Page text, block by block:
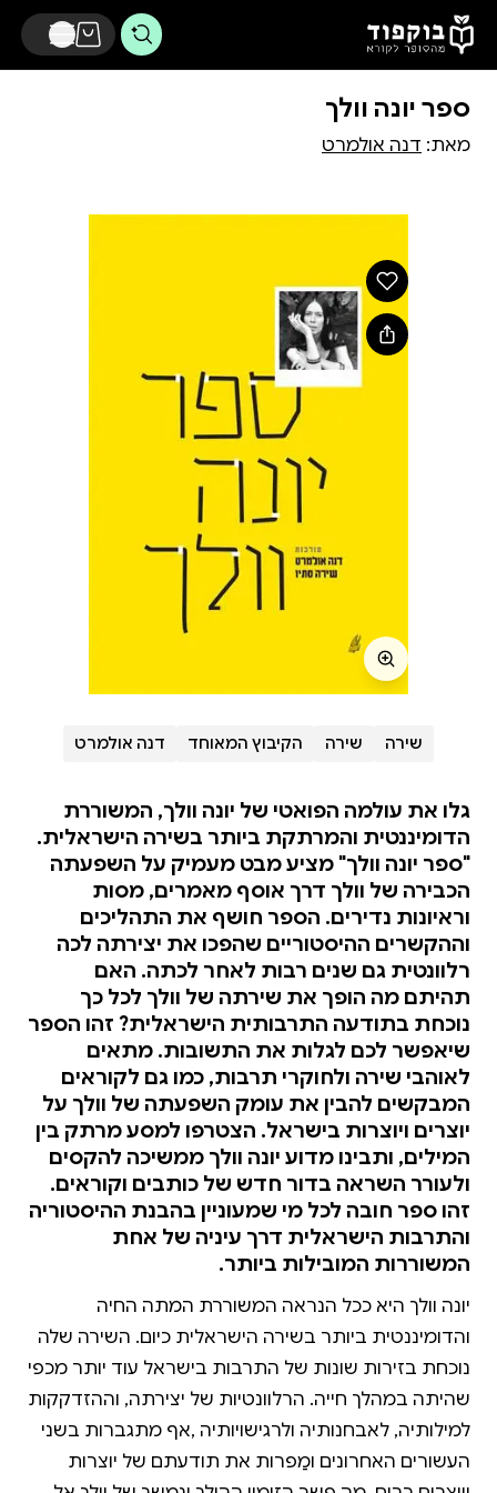
דלג לתוכן הראשי
ספר יונה וולך
מאת: דנה אולמרט
שירה שירה הקיבוץ המאוחד דנה אולמרט
גלו את עולמה הפואטי של יונה וולך, המשוררת
הדומיננטית והמרתקת ביותר בשירה הישראלית.
"ספר יונה וולך" מציע מבט מעמיק על השפעתה
הכבירה של וולך דרך אוסף מאמרים, מסות
וראיונות נדירים. הספר חושף את התהליכים
וההקשרים ההיסטוריים שהפכו את יצירתה לכה
רלוונטית גם שנים רבות לאחר לכתה. האם
תהיתם מה הופך את שירתה של וולך לכל כך
נוכחת בתודעה התרבותית הישראלית? זהו הספר
שיאפשר לכם לגלות את התשובות. מתאים
לאוהבי שירה ולחוקרי תרבות, כמו גם לקוראים
המבקשים להבין את עומק השפעתה של וולך על
יוצרים ויוצרות בישראל. הצטרפו למסע מרתק בין
המילים, ותבינו מדוע יונה וולך ממשיכה להקסים
ולעורר השראה בדור חדש של כותבים וקוראים.
זהו ספר חובה לכל מי שמעוניין בהבנת ההיסטוריה
והתרבות הישראלית דרך עיניה של אחת
המשוררות המובילות ביותר.
יונה וולך היא ככל הנראה המשוררת המתה החיה
והדומיננטית ביותר בשירה הישראלית כיום. השירה שלה
נוכחת בזירות שונות של התרבות בישראל עוד יותר מכפי
שהיתה במהלך חייה. הרלוונטיות של יצירתה, וההזדקקות
למילותיה, לאבחנותיה ולרגישויותיה ,אף מתגברות בשני
העשורים האחרונים ומַפרות את תודעתם של יוצרות